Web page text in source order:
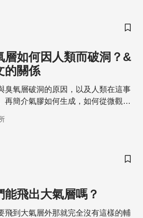
儲存
如何因人類而破洞？&
的關係
臭氧層破洞的原因，以及人類在這事
再簡介氣膠如何生成，如何從微觀分
儲存
飛出大氣層嗎？
飛到大氣層外那就完全沒有這樣的輔